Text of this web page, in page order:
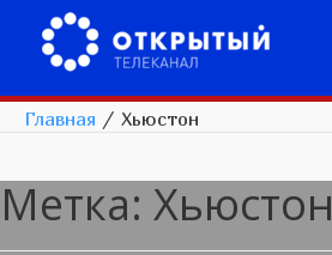
Главная / Хьюстон
Метка: Хьюстон